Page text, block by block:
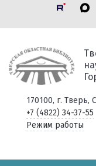
170100, г. Тверь,
+7 (4822) 34-37-55
Режим работы